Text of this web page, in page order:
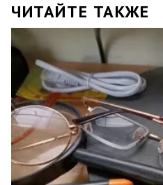
ЧИТАЙТЕ ТАКЖЕ